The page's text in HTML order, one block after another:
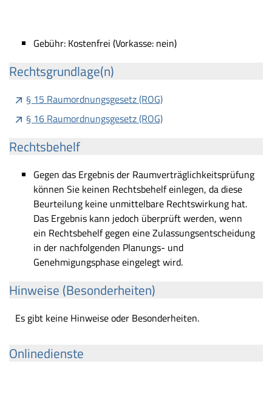
Gebühr: Kostenfrei (Vorkasse: nein)
Rechtsgrundlage(n)
§ 15 Raumordnungsgesetz (ROG)
§ 16 Raumordnungsgesetz (ROG)
Rechtsbehelf
Gegen das Ergebnis der Raumverträglichkeitsprüfung
können Sie keinen Rechtsbehelf einlegen, da diese
Beurteilung keine unmittelbare Rechtswirkung hat.
Das Ergebnis kann jedoch überprüft werden, wenn
ein Rechtsbehelf gegen eine Zulassungsentscheidung
in der nachfolgenden Planungs- und
Genehmigungsphase eingelegt wird.
Hinweise (Besonderheiten)
Es gibt keine Hinweise oder Besonderheiten.
Onlinedienste